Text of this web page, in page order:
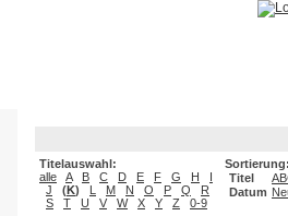
Titelauswahl:
alle
A B C D E F G H
I
J
(K) L M N O P Q
R
S
T U V W X Y Z 0-9
Titel
Datum